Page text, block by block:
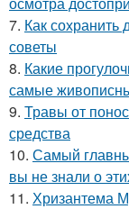
7. Как
советы
8. Какие
самые
9. Травы от
средства
10. Самый
вы не знали о
11. Хризантема